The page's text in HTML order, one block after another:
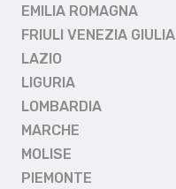
EMILIA ROMAGNA
FRIULI VENEZIA GIULIA
LAZIO
LIGURIA
LOMBARDIA
MARCHE
MOLISE
PIEMONTE